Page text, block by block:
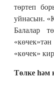
төртеп
уйнасын.
Балалар
«көчек»
Төлке һәм